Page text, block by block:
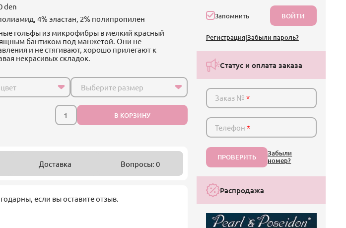
den
4% эластан, 2% полипропилен
гольфы из микрофибры в мелкий красный
бантиком под манжетой. Они не
и не стягивают, хорошо прилегают к
некрасивых складок.
Выберите размер
В КОРЗИНУ
Доставка Вопросы: 0
если вы оставите отзыв.
Запомнить ВОЙТИ
Регистрация|Забыли пароль?
Статус и оплата заказа
Заказ №*
Телефон*
ПРОВЕРИТЬ
Забыли
номер?
Распродажа